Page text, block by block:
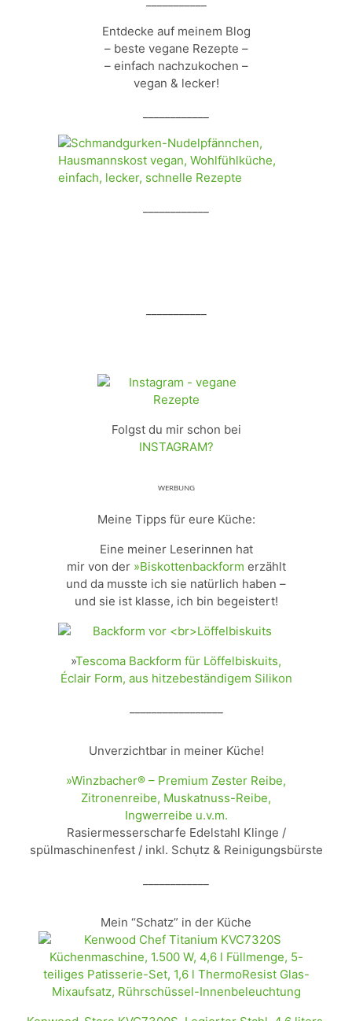
Entdecke auf meinem Blog
– beste vegane Rezepte –
– einfach nachzukochen –
vegan & lecker!
Folgst du mir schon bei
INSTAGRAM?
ᵂᴱᴿᴮᵁᴺᴳ
Meine Tipps für eure Küche:
Eine meiner Leserinnen hat
mir von der »Biskottenbackform erzählt
und da musste ich sie natürlich haben –
und sie ist klasse, ich bin begeistert!
»Tescoma Backform für Löffelbiskuits,
Éclair Form, aus hitzebeständigem Silikon
Unverzichtbar in meiner Küche!
»Winzbacher® – Premium Zester Reibe,
Zitronenreibe, Muskatnuss-Reibe,
Ingwerreibe u.v.m.
Rasiermesserscharfe Edelstahl Klinge /
spülmaschinenfest / inkl. Schụtz & Reinigungsbürste
Mein “Schatz” in der Küche